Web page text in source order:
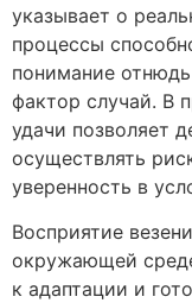
указывает о
процессы
понимание
фактор случай. В
удачи позволяет
осуществлять
уверенность в
Восприятие
окружающей
к адаптации и